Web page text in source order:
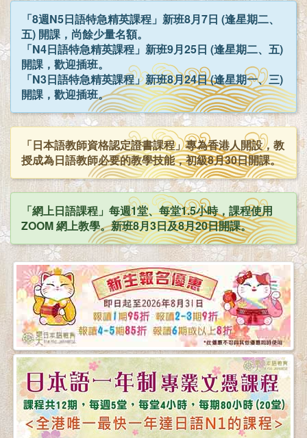
「8週N5日語特急精英課程」新班8月7日 (逢星期二、
五) 開課，尚餘少量名額。
「N4日語特急精英課程」新班9月25日 (逢星期二、五)
開課，歡迎插班。
「N3日語特急精英課程」新班8月24日 (逢星期一、三)
開課，歡迎插班。
「日本語教師資格認定證書課程」專為香港人開設，教
授成為日語教師必要的教學技能，初級8月30日開課。
「網上日語課程」每週1堂、每堂1.5小時，課程使用
ZOOM 網上教學。新班8月3日及8月20日開課。